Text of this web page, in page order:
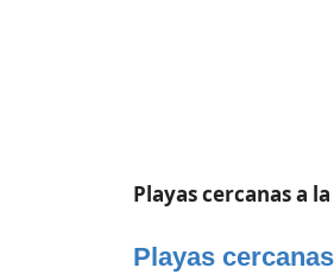
Playas cercanas a
Playas